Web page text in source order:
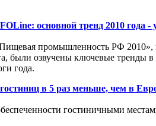
основной тренд 2010 года -
промышленность РФ 2010»,
были озвучены ключевые тренды в
года.
в 5 раз меньше, чем в
гостиничными